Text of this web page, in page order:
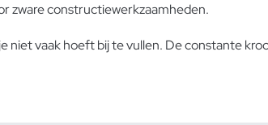
zware constructiewerkzaamheden.
niet vaak hoeft bij te vullen. De constante